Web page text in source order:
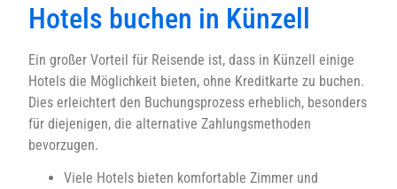
Hotels buchen in Künzell
Ein großer Vorteil für Reisende ist, dass in Künzell einige
Hotels die Möglichkeit bieten, ohne Kreditkarte zu buchen.
Dies erleichtert den Buchungsprozess erheblich, besonders
für diejenigen, die alternative Zahlungsmethoden
bevorzugen.
Viele Hotels bieten komfortable Zimmer und